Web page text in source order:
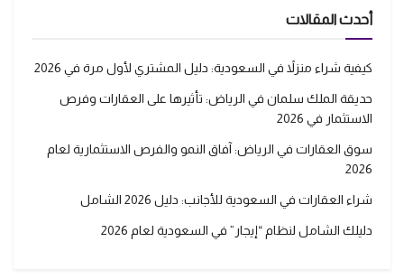
أحدث المقالات
كيفية شراء منزلاً في السعودية: دليل المشتري لأول مرة في 2026
حديقة الملك سلمان في الرياض: تأثيرها على العقارات وفرص
الاستثمار في 2026
سوق العقارات في الرياض: آفاق النمو والفرص الاستثمارية لعام
2026
شراء العقارات في السعودية للأجانب: دليل 2026 الشامل
دليلك الشامل لنظام “إيجار” في السعودية لعام 2026